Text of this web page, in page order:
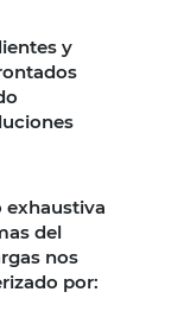
y
exhaustiva
del
nos
por: